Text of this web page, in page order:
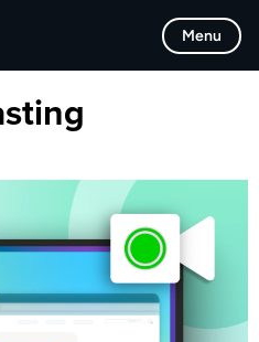
Menu